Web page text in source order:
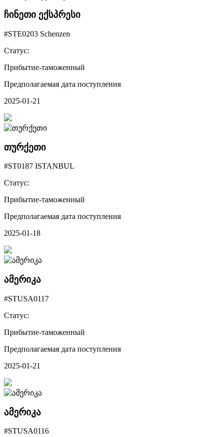
ჩინეთი ექსპრესი
#STE0203 Schenzen
Статус:
Прибытие-таможенный
Предполагаемая дата поступления
2025-01-21
თურქეთი
#ST0187 ISTANBUL
Статус:
Прибытие-таможенный
Предполагаемая дата поступления
2025-01-18
ამერიკა
#STUSA0117
Статус:
Прибытие-таможенный
Предполагаемая дата поступления
2025-01-21
ამერიკა
#STUSA0116